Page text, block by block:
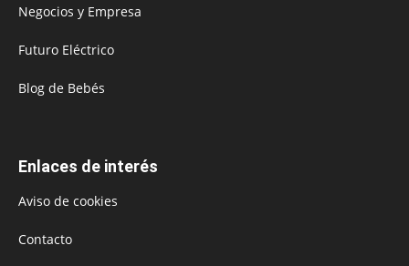
Negocios y Empresa
Futuro Eléctrico
Blog de Bebés
Enlaces de interés
Aviso de cookies
Contacto